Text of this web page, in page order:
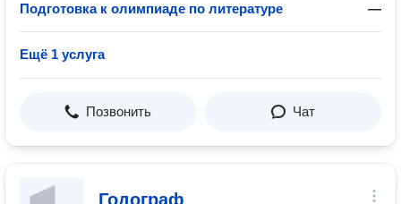
Подготовка к олимпиаде по литературе —
Ещё 1 услуга
Позвонить Чат
Годограф